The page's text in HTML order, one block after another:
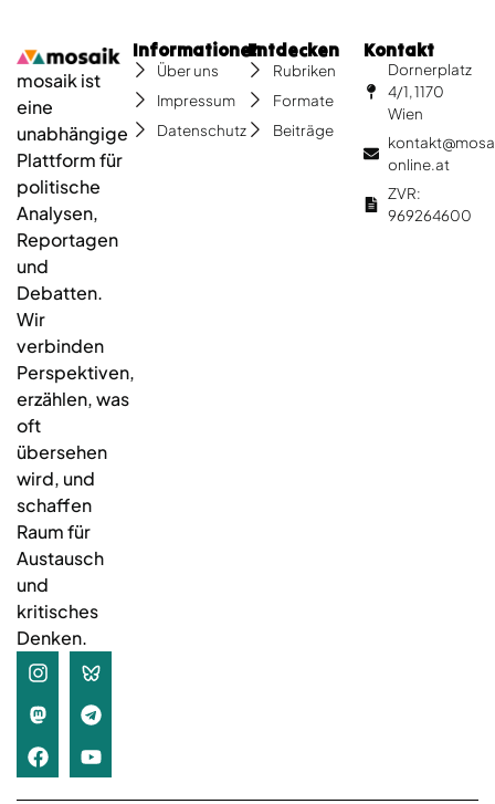
mosaik ist
eine
unabhängige
Plattform für
politische
Analysen,
Reportagen
und
Debatten.
Wir
verbinden
Perspektiven,
erzählen, was
oft
übersehen
wird, und
schaffen
Raum für
Austausch
und
kritisches
Denken.
Informationen
Über uns
Impressum
Datenschutz
Entdecken
Rubriken
Formate
Beiträge
Kontakt
Dornerplatz
4/1, 1170
Wien
online.at
ZVR:
969264600